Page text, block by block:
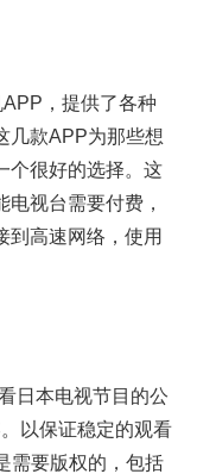
，提供了各种
几款APP为那些想
个很好的选择。这
视台需要付费，
到高速网络，使用
日本电视节目的公
以保证稳定的观看
需要版权的，包括